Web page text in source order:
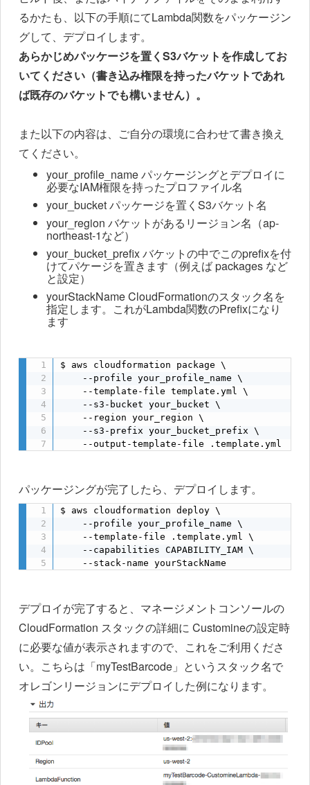
るかたも、以下の手順にてLambda関数をパッケージン
グして、デプロイします。
あらかじめパッケージを置くS3バケットを作成してお
いてください（書き込み権限を持ったバケットであれ
ば既存のバケットでも構いません）。
また以下の内容は、ご自分の環境に合わせて書き換え
てください。
your_profile_name パッケージングとデプロイに
必要なIAM権限を持ったプロファイル名
your_bucket パッケージを置くS3バケット名
your_region バケットがあるリージョン名（ap-
northeast-1など）
your_bucket_prefix バケットの中でこのprefixを付
けてパケージを置きます（例えば packages など
と設定）
yourStackName CloudFormationのスタック名を
指定します。これがLambda関数のPrefixになり
ます
$ aws cloudformation package \
    --profile your_profile_name \
    --template-file template.yml \
    --s3-bucket your_bucket \
    --region your_region \
    --s3-prefix your_bucket_prefix \
    --output-template-file .template.yml
パッケージングが完了したら、デプロイします。
$ aws cloudformation deploy \
    --profile your_profile_name \
    --template-file .template.yml \
    --capabilities CAPABILITY_IAM \
    --stack-name yourStackName
デプロイが完了すると、マネージメントコンソールの
CloudFormation スタックの詳細に Customineの設定時
に必要な値が表示されますので、これをご利用くださ
い。こちらは「myTestBarcode」というスタック名で
オレゴンリージョンにデプロイした例になります。